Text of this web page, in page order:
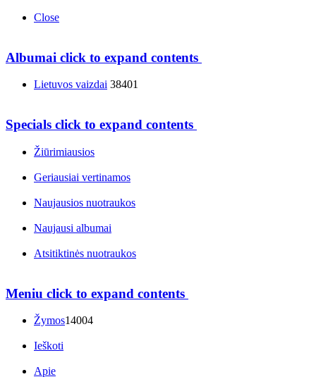
Close
Albumai click to expand contents
Lietuvos vaizdai 38401
Specials click to expand contents
Žiūrimiausios
Geriausiai vertinamos
Naujausios nuotraukos
Naujausi albumai
Atsitiktinės nuotraukos
Meniu click to expand contents
Žymos14004
Ieškoti
Apie